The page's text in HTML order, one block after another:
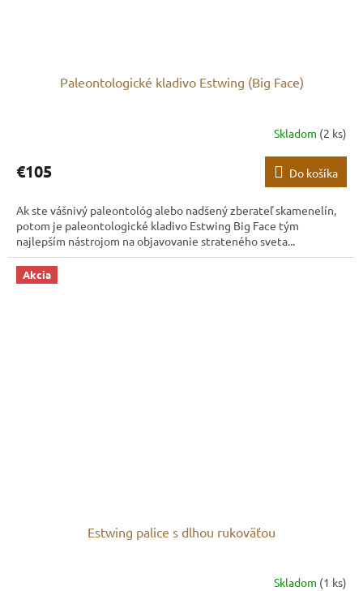
Paleontologické kladivo Estwing (Big Face)
Skladom (2 ks)
€105 Do košíka
Ak ste vášnivý paleontológ alebo nadšený zberateľ skamenelín,
potom je paleontologické kladivo Estwing Big Face tým
najlepším nástrojom na objavovanie strateného sveta...
Akcia
Estwing palice s dlhou rukoväťou
Skladom (1 ks)